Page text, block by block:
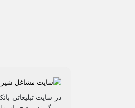
در سایت تبلیغاتی